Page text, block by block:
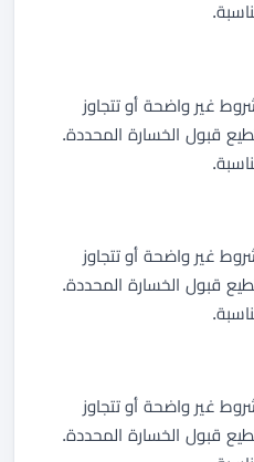
غير واضحة أو تتجاوز
قبول الخسارة المحددة.
غير واضحة أو تتجاوز
قبول الخسارة المحددة.
غير واضحة أو تتجاوز
قبول الخسارة المحددة.